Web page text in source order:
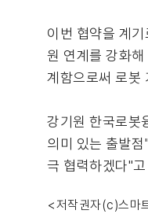
이번 협약을 계
원 연계를 강화
계함으로써 로봇
강기원 한국로봇
의미 있는 출발
극 협력하겠다"
<저작권자(c)스마